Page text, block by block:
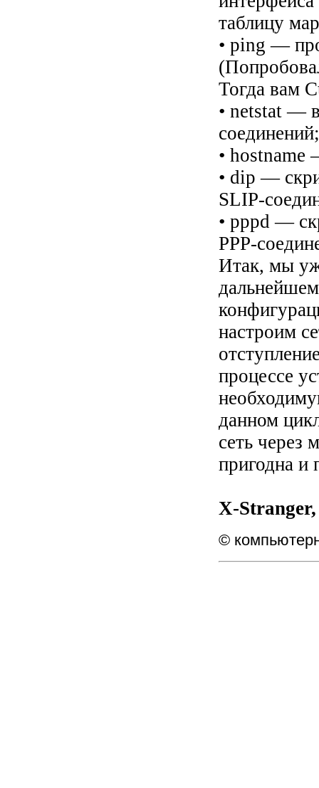
таблицу
• ping —
Тогда вам
• netstat —
•
• dip —
SLIP-
• pppd —
РРР-
Итак, мы
настроим
процессе
данном
сеть через
пригодна и
X-
©